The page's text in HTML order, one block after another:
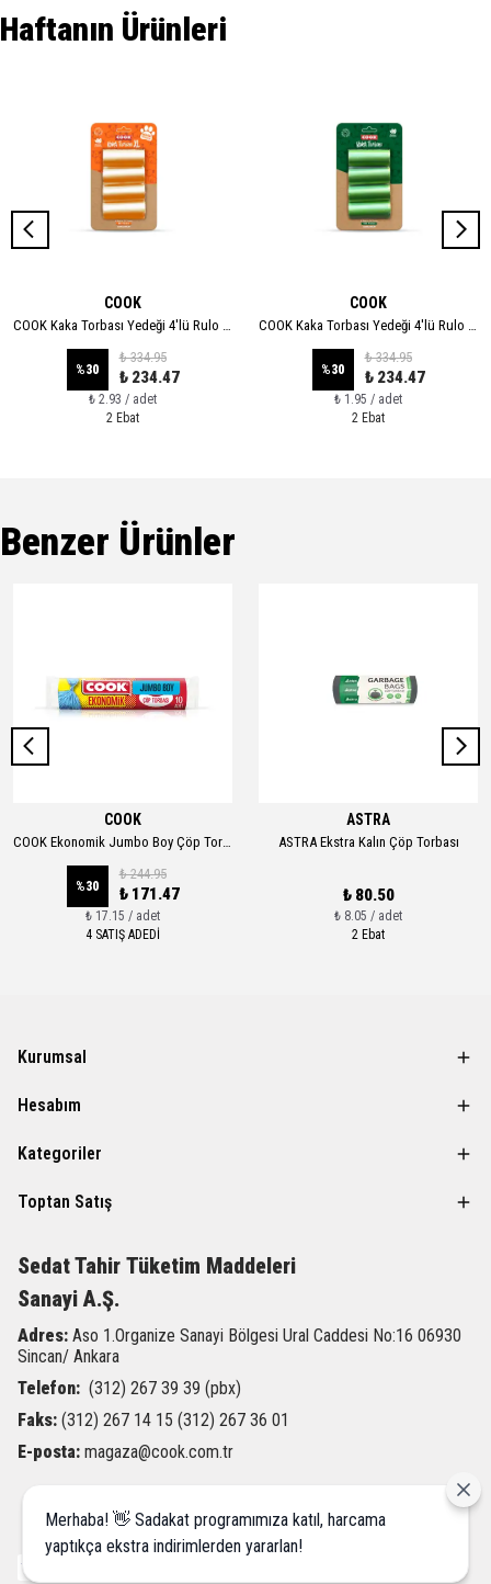
Haftanın Ürünleri
COOK
COOK Kaka Torbası Yedeği 4'lü Rulo - XL
%30
₺ 334.95
₺ 234.47
₺ 2.93 / adet
2 Ebat
COOK
COOK Kaka Torbası Yedeği 4'lü Rulo - STANDART
%30
₺ 334.95
₺ 234.47
₺ 1.95 / adet
2 Ebat
Benzer Ürünler
COOK
COOK Ekonomik Jumbo Boy Çöp Torbası 80*110 Cm
%30
₺ 244.95
₺ 171.47
₺ 17.15 / adet
4 SATIŞ ADEDİ
ASTRA
ASTRA Ekstra Kalın Çöp Torbası
₺ 80.50
₺ 8.05 / adet
2 Ebat
Kurumsal
Hesabım
Kategoriler
Toptan Satış
Sedat Tahir Tüketim Maddeleri
Sanayi A.Ş.
Adres: Aso 1.Organize Sanayi Bölgesi Ural Caddesi No:16 06930
Sincan/ Ankara
Telefon: (312) 267 39 39 (pbx)
Faks: (312) 267 14 15 (312) 267 36 01
E-posta: magaza@cook.com.tr
Merhaba! 👋 Sadakat programımıza katıl, harcama
yaptıkça ekstra indirimlerden yararlan!